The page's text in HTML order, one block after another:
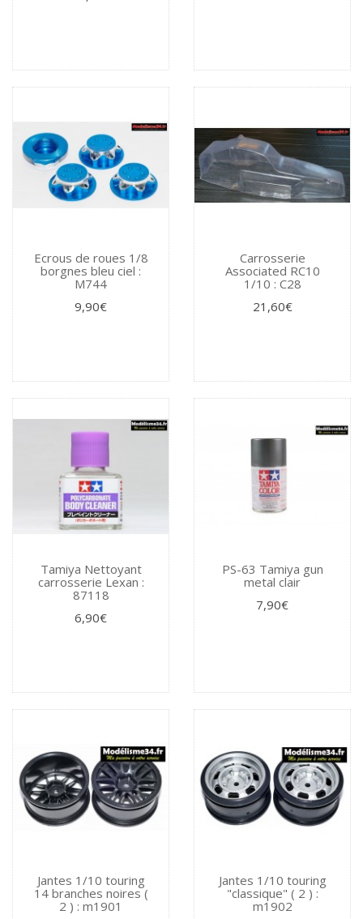
Ecrous de roues 1/8
borgnes bleu ciel :
M744
9,90€
Carrosserie
Associated RC10
1/10 : C28
21,60€
Tamiya Nettoyant
carrosserie Lexan :
87118
6,90€
PS-63 Tamiya gun
metal clair
7,90€
Jantes 1/10 touring
14 branches noires (
2 ) : m1901
Jantes 1/10 touring
"classique" ( 2 ) :
m1902